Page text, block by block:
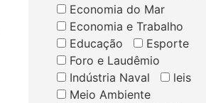
Economia do Mar
Economia e Trabalho
Educação
Esporte
Foro e Laudêmio
Indústria Naval
leis
Meio Ambiente